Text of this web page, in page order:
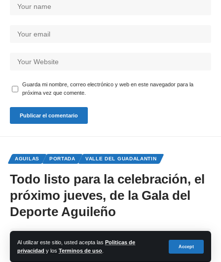
Al utilizar este sitio, usted acepta las Politicas de
privacidad y los Terminos de uso
Accept
Guarda mi nombre, correo electrónico y web en este navegador para la
próxima vez que comente.
AGUILAS PORTADA VALLE DEL GUADALANTIN
Todo listo para la celebración, el
próximo jueves, de la Gala del
Deporte Aguileño